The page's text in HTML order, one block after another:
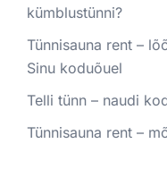
kümblustünni?
Tünnisauna rent –
Sinu koduõuel
Telli tünn – naudi
Tünnisauna rent –